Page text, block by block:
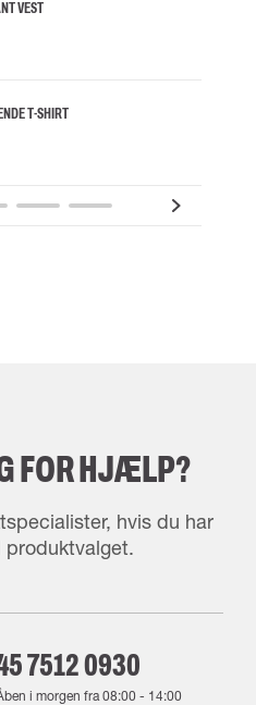
VEST
T-SHIRT
FOR HJÆLP?
hvis du har
produktvalget.
7512 0930
i morgen fra08:00 - 14:00